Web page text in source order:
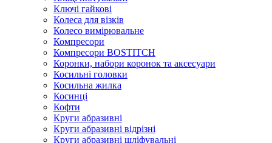
Ключі гайкові
Колеса для візків
Колесо вимірювальне
Компресори
Компресори BOSTITCH
Коронки, набори коронок та аксесуари
Косильні головки
Косильна жилка
Косинці
Кофти
Круги абразивні
Круги абразивні відрізні
Круги абразивні шліфувальні